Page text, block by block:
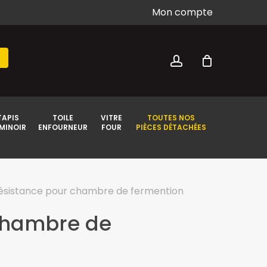
Mon compte
account
TOILE
ENFOURNEUR
VITRE
FOUR
TOUTES NOS
PIÈCES DÉTACHÉES
CLOSE
pour chambre de fermention
de